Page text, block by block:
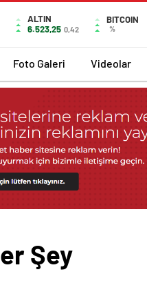
ALTIN
6.523,25 0,42
BITCOIN
%
Foto Galeri Videolar
Şey